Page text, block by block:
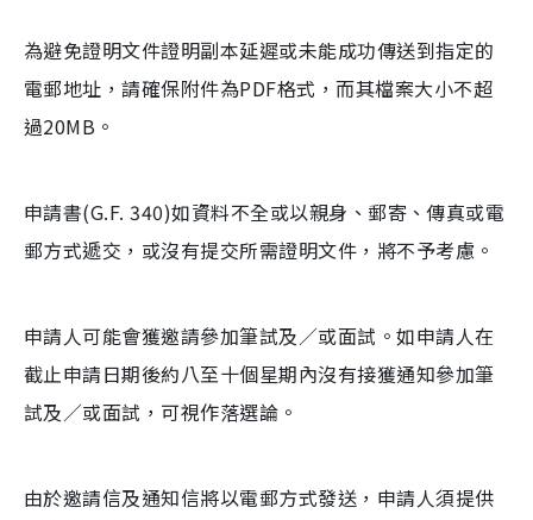
為避免證明文件證明副本延遲或未能成功傳送到指定的
電郵地址，請確保附件為PDF格式，而其檔案大小不超
過20MB。
申請書(G.F. 340)如資料不全或以親身、郵寄、傳真或電
郵方式遞交，或沒有提交所需證明文件，將不予考慮。
申請人可能會獲邀請參加筆試及／或面試。如申請人在
截止申請日期後約八至十個星期內沒有接獲通知參加筆
試及／或面試，可視作落選論。
由於邀請信及通知信將以電郵方式發送，申請人須提供